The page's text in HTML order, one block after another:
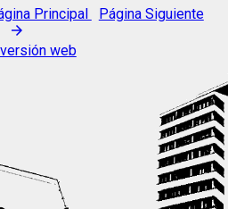
Principal Página Siguiente
arrow_forward
web